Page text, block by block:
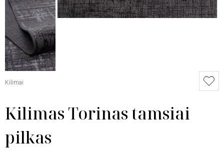
Kilimai
Kilimas Torinas tamsiai
pilkas